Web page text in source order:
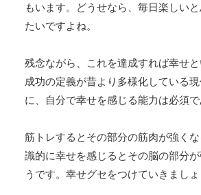
もいます。どうせなら、毎日楽しい
たいですよね。
残念ながら、これを達成すれば幸せと
成功の定義が昔より多様化している
に、自分で幸せを感じる能力は必須で
筋トレするとその部分の筋肉が強く
識的に幸せを感じるとその脳の部分
うです。幸せグセをつけていきましょ